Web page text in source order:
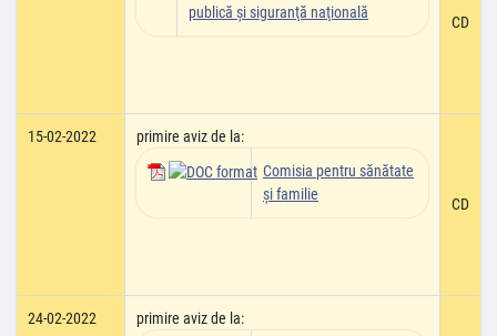
publică şi siguranţă naţională
CD
15-02-2022
primire aviz de la:
Comisia pentru sănătate
şi familie
CD
24-02-2022
primire aviz de la: